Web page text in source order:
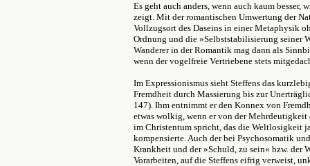
Es geht auch anders, wenn auch kaum
zeigt. Mit der romantischen Umwertung der
Vollzugsort des Daseins in einer Metaphysik
Ordnung und die »Selbststabilisierung seiner
Wanderer in der Romantik mag dann als
wenn der vogelfreie Vertriebene stets
Im Expressionismus sieht Steffens das
Fremdheit durch Massierung bis zur
147). Ihm entnimmt er den Konnex von
etwas wolkig, wenn er von der Mehrdeutigkeit
im Christentum spricht, das die Weltlosigkeit
kompensierte. Auch der bei Psychosomatik
Krankheit und der »Schuld, zu sein« bzw. der
Vorarbeiten, auf die Steffens eifrig verweist,